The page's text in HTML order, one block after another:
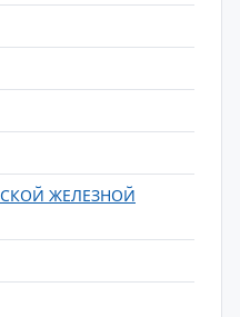
ЖЕЛЕЗНОЙ